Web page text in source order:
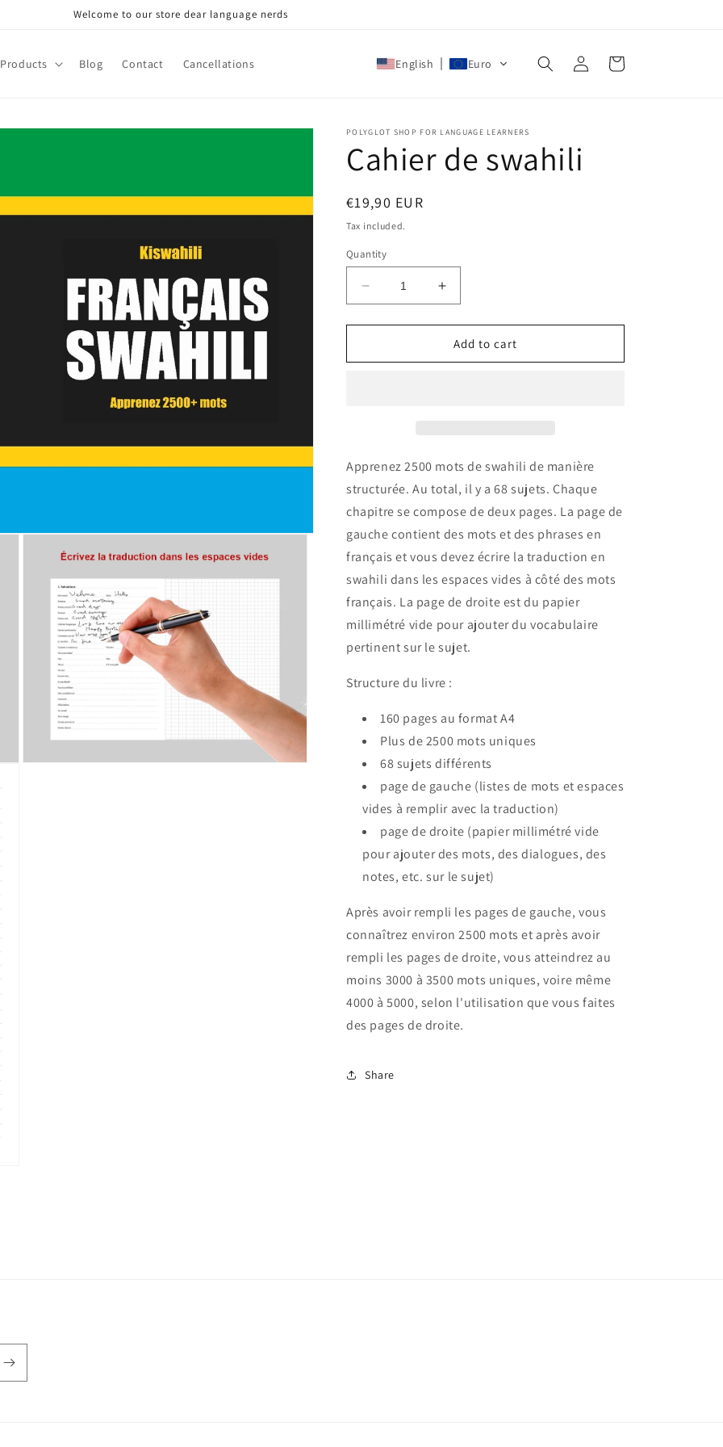
Welcome to our store dear language nerds
Products Blog Contact Cancellations English Euro
Log
in
Cart
POLYGLOT SHOP FOR LANGUAGE LEARNERS
Cahier de swahili
Regular
price
€19,90 EUR
Tax included.
Quantity
Decrease
quantity
for
de
Increase
quantity
for
Cahier
de
Add to cart
Apprenez 2500 mots de swahili de manière
structurée. Au total, il y a 68 sujets. Chaque
chapitre se compose de deux pages. La page de
gauche contient des mots et des phrases en
français et vous devez écrire la traduction en
swahili dans les espaces vides à côté des mots
français. La page de droite est du papier
millimétré vide pour ajouter du vocabulaire
pertinent sur le sujet.
Structure du livre :
160 pages au format A4
Plus de 2500 mots uniques
68 sujets différents
page de gauche (listes de mots et espaces
vides à remplir avec la traduction)
page de droite (papier millimétré vide
pour ajouter des mots, des dialogues, des
notes, etc. sur le sujet)
Après avoir rempli les pages de gauche, vous
connaîtrez environ 2500 mots et après avoir
rempli les pages de droite, vous atteindrez au
moins 3000 à 3500 mots uniques, voire même
4000 à 5000, selon l'utilisation que vous faites
des pages de droite.
Share